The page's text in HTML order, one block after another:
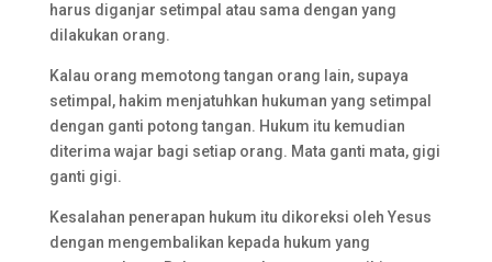
harus diganjar setimpal atau sama dengan yang
dilakukan orang.
Kalau orang memotong tangan orang lain, supaya
setimpal, hakim menjatuhkan hukuman yang setimpal
dengan ganti potong tangan. Hukum itu kemudian
diterima wajar bagi setiap orang. Mata ganti mata, gigi
ganti gigi.
Kesalahan penerapan hukum itu dikoreksi oleh Yesus
dengan mengembalikan kepada hukum yang